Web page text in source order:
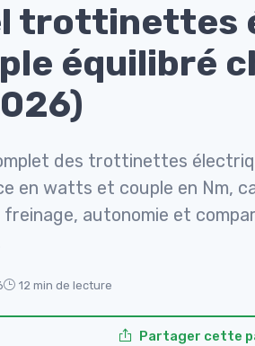
trottinettes
équilibré
des trottinettes
en watts et couple en Nm,
autonomie et
12 min de lecture
Partager cette